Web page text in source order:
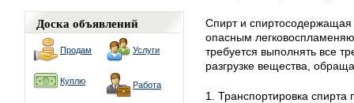
Доска объявлений
Продам Услуги
Куплю Работа
Спирт и
опасным
требуется выполнять все
разгрузке вещества,
1. Транспортировка спирта